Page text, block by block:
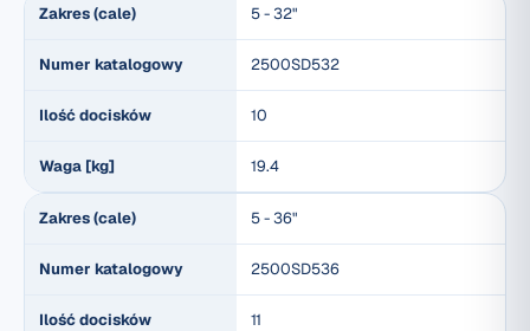
Zakres (cale) 5 - 32"
Numer katalogowy 2500SD532
Ilość docisków 10
Waga [kg] 19.4
Zakres (cale) 5 - 36"
Numer katalogowy 2500SD536
Ilość docisków 11